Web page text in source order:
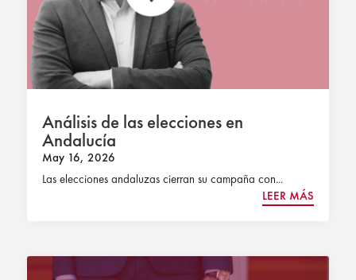
Análisis de las elecciones en
Andalucía
May 16, 2026
Las elecciones andaluzas cierran su campaña con...
LEER MÁS